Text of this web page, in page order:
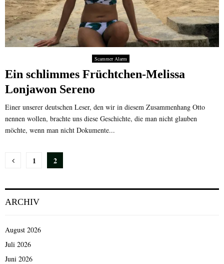
Scammer Alarm
Ein schlimmes Früchtchen-Melissa
Lonjawon Sereno
Einer unserer deutschen Leser, den wir in diesem Zusammenhang Otto
nennen wollen, brachte uns diese Geschichte, die man nicht glauben
möchte, wenn man nicht Dokumente...
Seitennummerierung
Beiträge
1 2
ARCHIV
August 2026
Juli 2026
Juni 2026